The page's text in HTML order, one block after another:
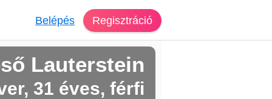
Belépés Regisztráció
Lauterstein
31 éves, férfi